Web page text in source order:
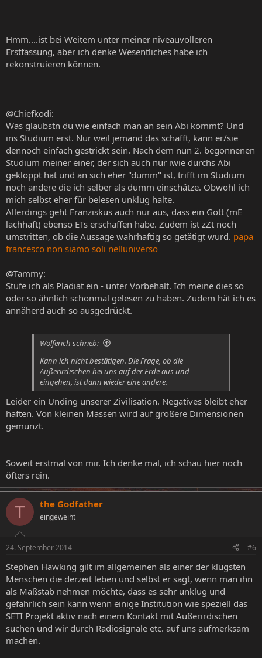
Hmm....ist bei Weitem unter meiner niveauvolleren
Erstfassung, aber ich denke Wesentliches habe ich
rekonstruieren können.
@Chiefkodi:
Was glaubstn du wie einfach man an sein Abi kommt? Und
ins Studium erst. Nur weil jemand das schafft, kann er/sie
dennoch einfach gestrickt sein. Nach dem nun 2. begonnenen
Studium meiner einer, der sich auch nur iwie durchs Abi
gekloppt hat und an sich eher "dumm" ist, trifft im Studium
noch andere die ich selber als dumm einschätze. Obwohl ich
mich selbst eher für belesen unklug halte.
Allerdings geht Franziskus auch nur aus, dass ein Gott (mE
lachhaft) ebenso ETs erschaffen habe. Zudem ist zZt noch
umstritten, ob die Aussage wahrhaftig so getätigt wurd. papa
francesco non siamo soli nelluniverso
@Tammy:
Stufe ich als Pladiat ein - unter Vorbehalt. Ich meine dies so
oder so ähnlich schonmal gelesen zu haben. Zudem hät ich es
annäherd auch so ausgedrückt.
Wolferich schrieb:
Kann ich nicht bestätigen. Die Frage, ob die
Außerirdischen bei uns auf der Erde aus und
eingehen, ist dann wieder eine andere.
Leider ein Unding unserer Zivilisation. Negatives bleibt eher
haften. Von kleinen Massen wird auf größere Dimensionen
gemünzt.
Soweit erstmal von mir. Ich denke mal, ich schau hier noch
öfters rein.
T the Godfather
eingeweiht
24. September 2014 #6
Stephen Hawking gilt im allgemeinen als einer der klügsten
Menschen die derzeit leben und selbst er sagt, wenn man ihn
als Maßstab nehmen möchte, dass es sehr unklug und
gefährlich sein kann wenn einige Institution wie speziell das
SETI Projekt aktiv nach einem Kontakt mit Außerirdischen
suchen und wir durch Radiosignale etc. auf uns aufmerksam
machen.